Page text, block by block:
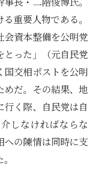
重要人物である。
会資本整備を公明党
とった」（元自民党
国交相ポストを公明
めだ。その結果、地
行く際、自民党は自
しなければならな
への陳情は同時に支